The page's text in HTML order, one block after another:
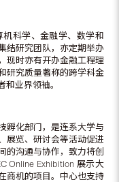
科学、金融学、数学和
结研究团队，亦定期举办
现时亦有开办金融工程理
研究质量著称的跨学科金
业界领袖。
孵化部门，是连系大学与
展览、研讨会等活动促进
的沟通与协作，致力将创
Online Exhibition 展示大
商机的项目。中心也支持